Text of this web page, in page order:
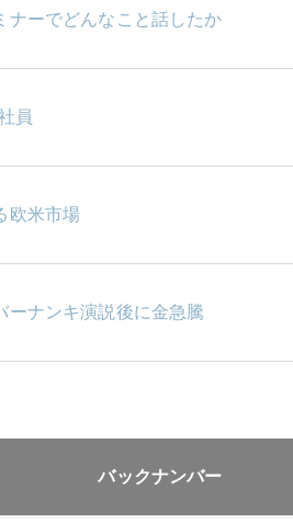
ナーでどんなこと話したか
員
欧米市場
ーナンキ演説後に金急騰
バックナンバー